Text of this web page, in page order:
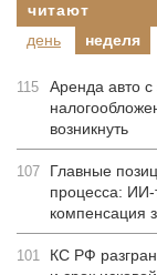
читают
день
неделя
115
Аренда авто
возникнуть
107
Главные
процесса: ИИ-
компенсация
101
КС РФ